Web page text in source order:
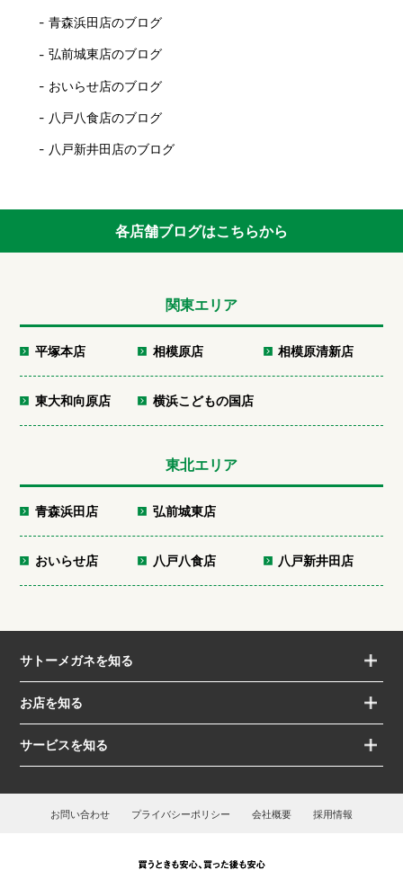
青森浜田店のブログ
弘前城東店のブログ
おいらせ店のブログ
八戸八食店のブログ
八戸新井田店のブログ
各店舗ブログはこちらから
関東エリア
平塚本店 相模原店 相模原清新店
東大和向原店 横浜こどもの国店
東北エリア
青森浜田店 弘前城東店
おいらせ店 八戸八食店 八戸新井田店
サトーメガネを知る
お店を知る
サービスを知る
お問い合わせ プライバシーポリシー 会社概要 採用情報